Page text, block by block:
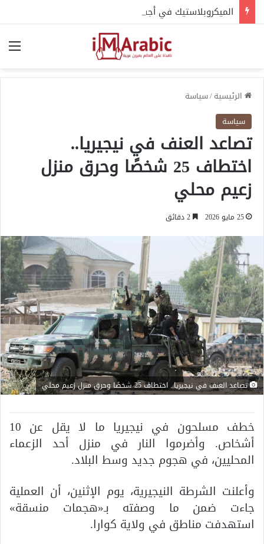
الرئيسية/سياسة
سياسة
تصاعد العنف في نيجيريا..
اختطاف 25 شخصًا وحرق منزل
زعيم محلي
25 مايو 2026
تصاعد العنف في نيجيريا.. اختطاف 25 شخصًا وحرق منزل زعيم محلي
خطف مسلحون في نيجيريا ما لا يقل عن 10
أشخاص. وأضرموا النار في منزل أحد الزعماء
المحليين، في هجوم جديد وسط البلاد.
وأعلنت الشرطة النيجيرية، يوم الإثنين، أن العملية
جاءت ضمن ما وصفته بـ«هجمات منسقة»
استهدفت مناطق في ولاية كوارا.